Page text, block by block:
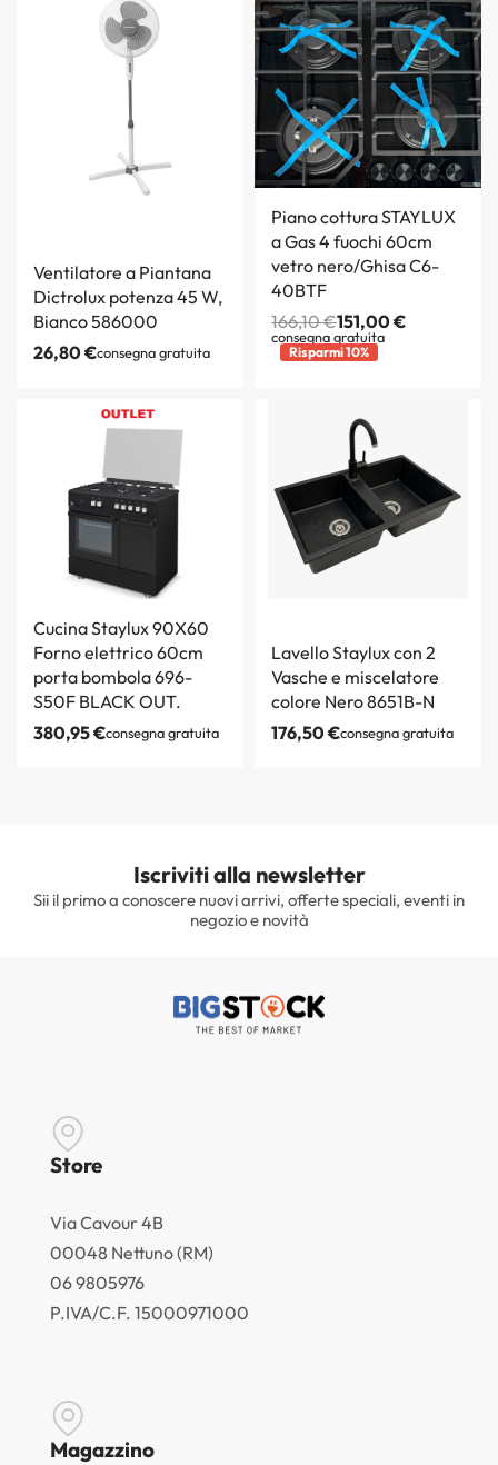
Ventilatore a Piantana
Dictrolux potenza 45 W,
Bianco 586000
26,80€consegna gratuita
Piano cottura STAYLUX
a Gas 4 fuochi 60cm
vetro nero/Ghisa C6-
40BTF
166,10€151,00€
consegna gratuita
Risparmi 10%
Cucina Staylux 90X60
Forno elettrico 60cm
porta bombola 696-
S50F BLACK OUT.
380,95€consegna gratuita
Lavello Staylux con 2
Vasche e miscelatore
colore Nero 8651B-N
176,50€consegna gratuita
Iscriviti alla newsletter
Sii il primo a conoscere nuovi arrivi, offerte speciali, eventi in
negozio e novità
Store
Via Cavour 4B
00048 Nettuno (RM)
06 9805976
P.IVA/C.F. 15000971000
Magazzino